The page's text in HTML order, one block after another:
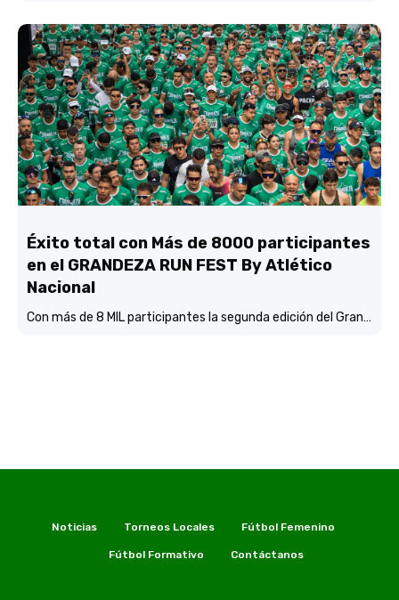
Éxito total con Más de 8000 participantes
en el GRANDEZA RUN FEST By Atlético
Nacional
Con más de 8 MIL participantes la segunda edición del Grandeza Run Fest fue más que un éxito total.
Noticias Torneos Locales Fútbol Femenino
Fútbol Formativo Contáctanos